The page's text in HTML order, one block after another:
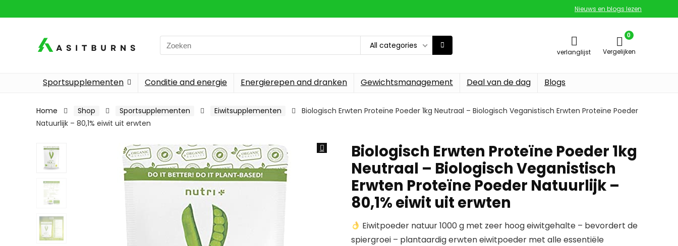
Nieuws en blogs lezen
Search
for:
All categories
verlanglijst
0
Vergelijken
Sportsupplementen Conditie and energie Energierepen and dranken Gewichtsmanagement Deal van de dag Blogs
Home Shop Sportsupplementen Eiwitsupplementen
Biologisch Erwten Proteïne Poeder 1kg Neutraal – Biologisch Veganistisch Erwten Proteïne Poeder
Natuurlijk – 80,1% eiwit uit erwten
Biologisch Erwten Proteïne Poeder 1kg
Neutraal – Biologisch Veganistisch
Erwten Proteïne Poeder Natuurlijk –
80,1% eiwit uit erwten
Eiwitpoeder natuur 1000 g met zeer hoog eiwitgehalte – bevordert de
spiergroei – plantaardig erwten eiwitpoeder met alle essentiële